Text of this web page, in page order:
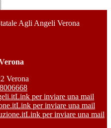
Agli Angeli Verona
Verona
Link per inviare una mail
Link per inviare una mail
Link per inviare una mail